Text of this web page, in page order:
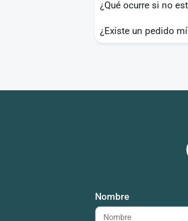
¿Qué ocurre si no
¿Existe un pedido
Nombre